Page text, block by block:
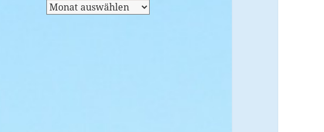
Archiv